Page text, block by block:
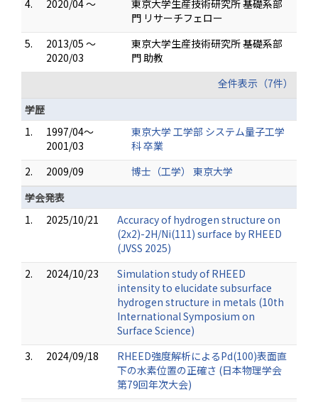
4.
2020/04 ～
東京大学生産技術研究所 基礎系部
門 リサーチフェロー
5.
2013/05 ～
2020/03
東京大学生産技術研究所 基礎系部
門 助教
全件表示（7件）
学歴
1.
1997/04～
2001/03
東京大学 工学部 システム量子工学
科 卒業
2.
2009/09
博士（工学） 東京大学
学会発表
1.
2025/10/21
Accuracy of hydrogen structure on
(2x2)-2H/Ni(111) surface by RHEED
(JVSS 2025)
2.
2024/10/23
Simulation study of RHEED
intensity to elucidate subsurface
hydrogen structure in metals (10th
International Symposium on
Surface Science)
3.
2024/09/18
RHEED強度解析によるPd(100)表面直
下の水素位置の正確さ (日本物理学会
第79回年次大会)